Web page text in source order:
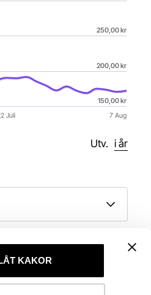
KAKOR
Juli 7 Aug
150,00 kr
200,00 kr
250,00 kr
i år